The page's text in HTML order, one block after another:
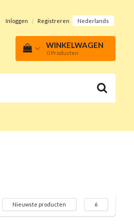
Inloggen | Registreren Nederlands
WINKELWAGEN
0 Producten
Nieuwste producten 6